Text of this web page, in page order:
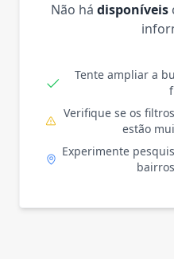
Não há disponíveis
Tente ampliar a
Verifique se os
estão
Experimente